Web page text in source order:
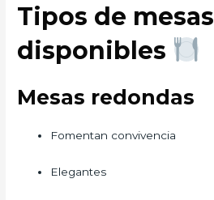
Tipos de mesas
disponibles
Mesas redondas
Fomentan convivencia
Elegantes